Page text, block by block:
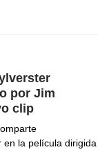
por Jim
clip
en la película dirigida